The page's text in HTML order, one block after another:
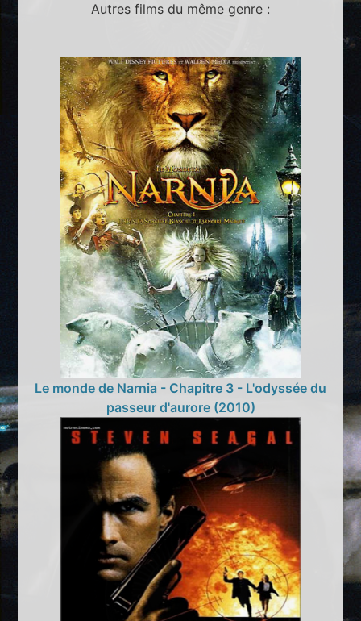
Autres films du même genre :
Le monde de Narnia - Chapitre 3 - L'odyssée du
passeur d'aurore (2010)